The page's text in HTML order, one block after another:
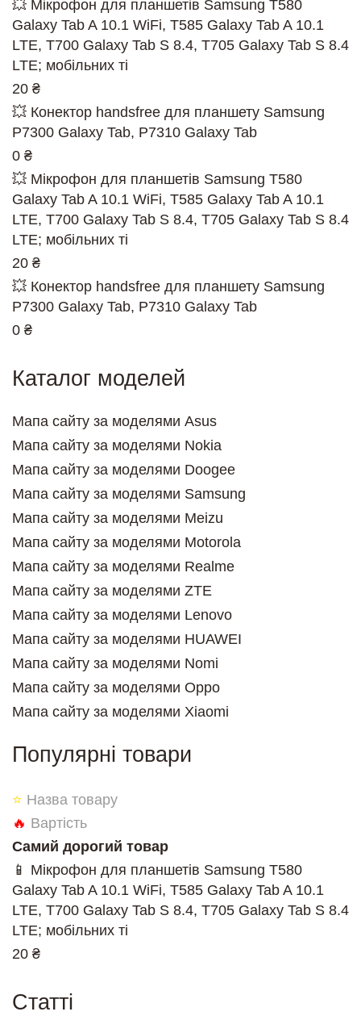
💥 Мікрофон для планшетів Samsung T580
Galaxy Tab A 10.1 WiFi, T585 Galaxy Tab A 10.1
LTE, T700 Galaxy Tab S 8.4, T705 Galaxy Tab S 8.4
LTE; мобільних ті
20 ₴
💥 Конектор handsfree для планшету Samsung
P7300 Galaxy Tab, P7310 Galaxy Tab
0 ₴
💥 Мікрофон для планшетів Samsung T580
Galaxy Tab A 10.1 WiFi, T585 Galaxy Tab A 10.1
LTE, T700 Galaxy Tab S 8.4, T705 Galaxy Tab S 8.4
LTE; мобільних ті
20 ₴
💥 Конектор handsfree для планшету Samsung
P7300 Galaxy Tab, P7310 Galaxy Tab
0 ₴
Каталог моделей
Мапа сайту за моделями Asus
Мапа сайту за моделями Nokia
Мапа сайту за моделями Doogee
Мапа сайту за моделями Samsung
Мапа сайту за моделями Meizu
Мапа сайту за моделями Motorola
Мапа сайту за моделями Realme
Мапа сайту за моделями ZTE
Мапа сайту за моделями Lenovo
Мапа сайту за моделями HUAWEI
Мапа сайту за моделями Nomi
Мапа сайту за моделями Oppo
Мапа сайту за моделями Xiaomi
Популярні товари
⭐ Назва товару
🔥 Вартість
Самий дорогий товар
📱 Мікрофон для планшетів Samsung T580
Galaxy Tab A 10.1 WiFi, T585 Galaxy Tab A 10.1
LTE, T700 Galaxy Tab S 8.4, T705 Galaxy Tab S 8.4
LTE; мобільних ті
20 ₴
Cтатті